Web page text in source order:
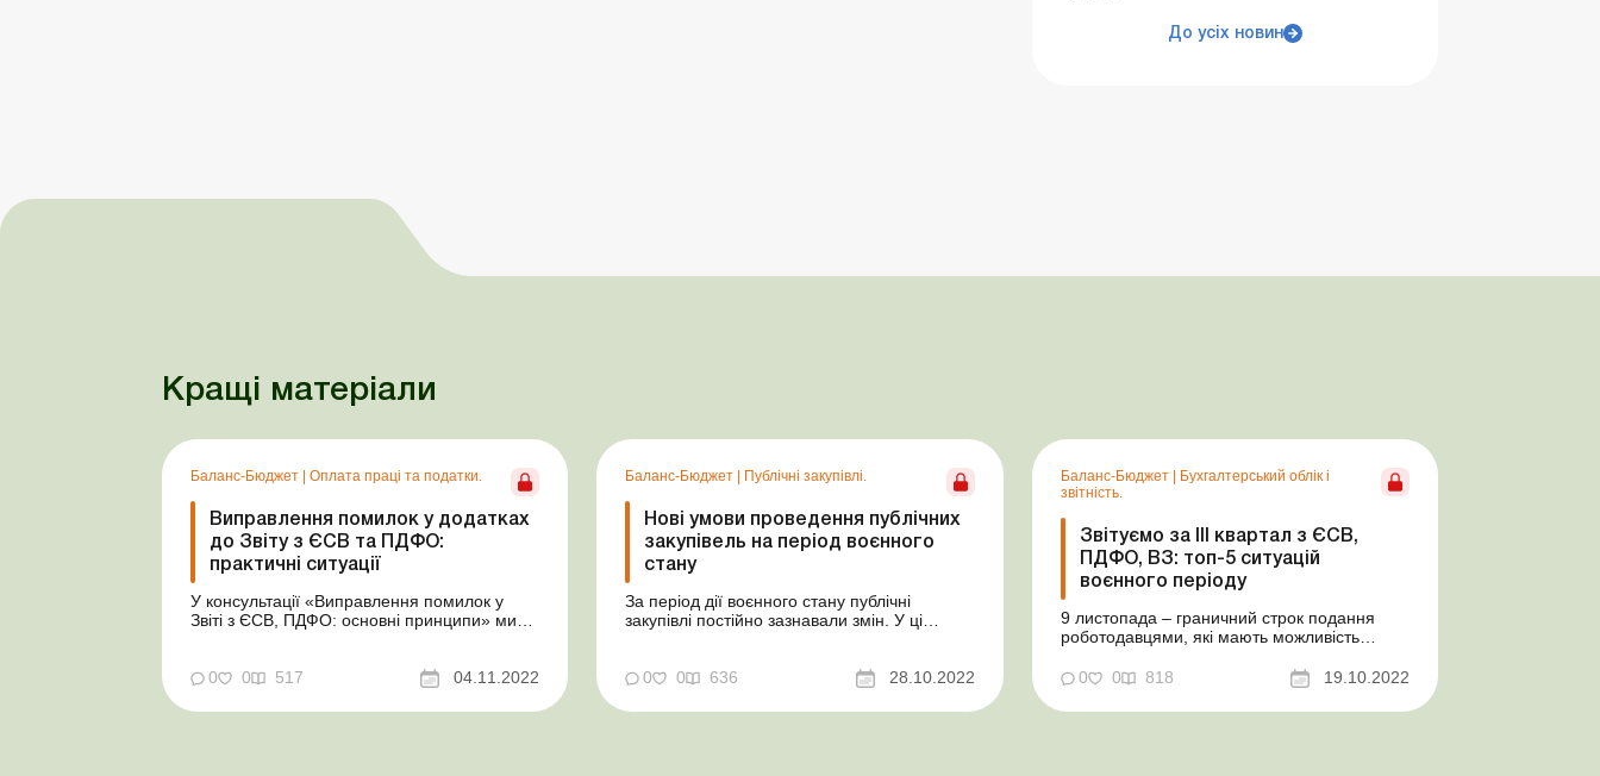
До усіх новин
Кращі матеріали
Баланс-Бюджет Оплата праці та податки.
Виправлення помилок у додатках
до Звіту з ЄСВ та ПДФО:
практичні ситуації
У консультації «Виправлення помилок у
Звіті з ЄСВ, ПДФО: основні принципи» ми
розрахунку сум доходу, нарахованого
– фізичних осіб, і сум утриманого з них
0 0 517 04.11.2022
Баланс-Бюджет Публічні закупівлі.
Нові умови проведення публічних
закупівель на період воєнного
стану
За період дії воєнного стану публічні
закупівлі постійно зазнавали змін. У ці
урахуванням умов, що диктує війна,
замовників від воєнних загроз на період дії
0 0 636 28.10.2022
Баланс-Бюджет
Бухгалтерський облік і
звітність.
Звітуємо за ІІІ квартал з ЄСВ,
ПДФО, ВЗ: топ-5 ситуацій
воєнного періоду
9 листопада – граничний строк подання
роботодавцями, які мають можливість
обов’язок, Податкового розрахунку сум
доходу, нарахованого (сплаченого) на
користь платників податків – фізичних осіб, і
0 0 818 19.10.2022